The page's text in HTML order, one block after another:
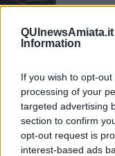
QUInewsAmiata.it
Information
If you wish to opt-
processing of your
targeted advertising
section to confirm
opt-out request is
interest-based ads
"Il reddito
Visita al
C'è la
Il sindaco